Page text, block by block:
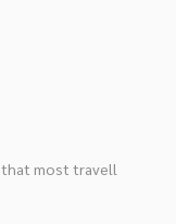
that most travell